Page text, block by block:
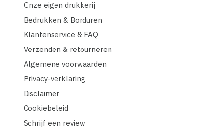
Onze eigen drukkerij
Bedrukken & Borduren
Klantenservice & FAQ
Verzenden & retourneren
Algemene voorwaarden
Privacy-verklaring
Disclaimer
Cookiebeleid
Schrijf een review